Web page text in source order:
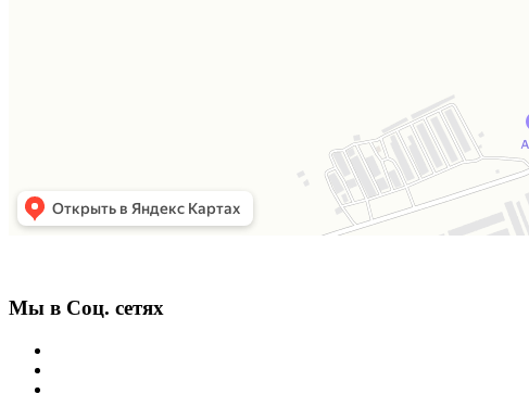
Мы в Соц. сетях